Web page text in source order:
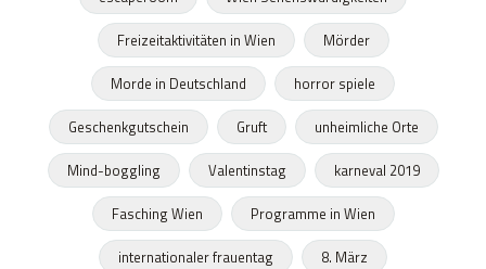
Freizeitaktivitäten in Wien
Mörder
Morde in Deutschland
horror spiele
Geschenkgutschein
Gruft
unheimliche Orte
Mind-boggling
Valentinstag
karneval 2019
Fasching Wien
Programme in Wien
internationaler frauentag
8. März